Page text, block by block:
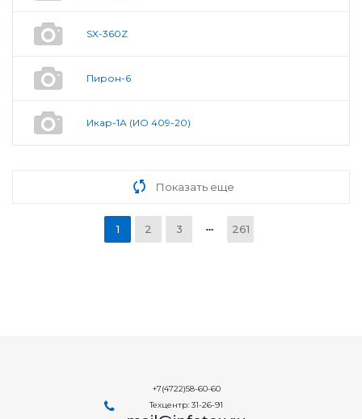
SX-360Z
Пирон-6
Икар-1А (ИО 409-20)
Показать еще
1 2 3 261
+7(4722)58-60-60
Техцентр: 31-26-91